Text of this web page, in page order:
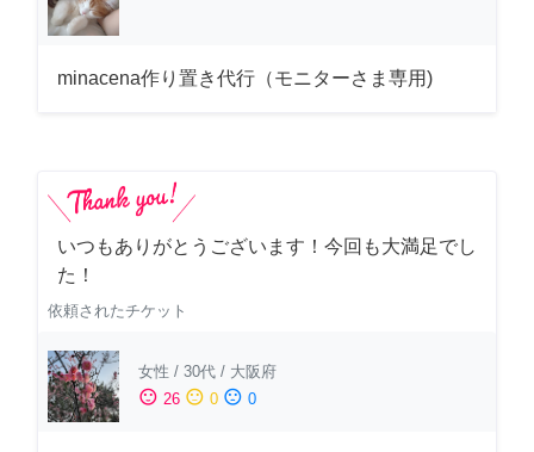
minacena作り置き代行（モニターさま専用)
いつもありがとうございます！今回も大満足でし
た！
依頼されたチケット
女性 / 30代 / 大阪府
sentiment_satisfied 26 sentiment_neutral 0 sentiment_dissatisfied 0